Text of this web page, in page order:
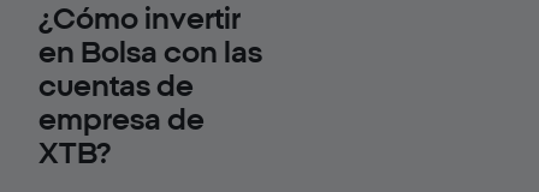
¿Cómo invertir
en Bolsa con las
cuentas de
empresa de
XTB?